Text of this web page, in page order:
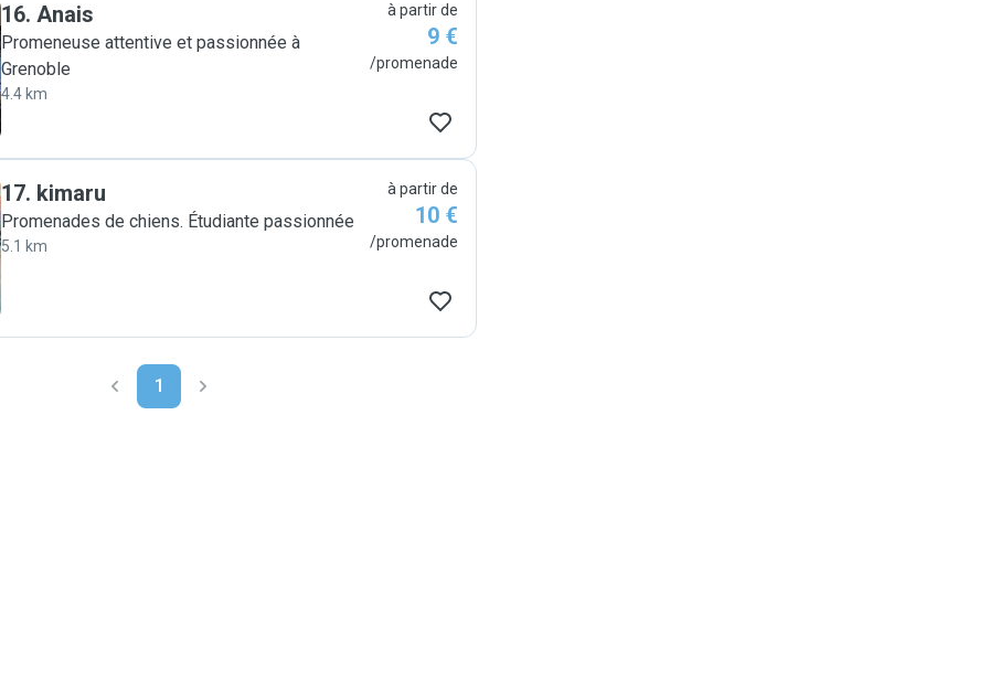
16. Anais
Promeneuse attentive et passionnée à
Grenoble
4.4 km
à partir de
9 €
/promenade
17. kimaru
Promenades de chiens. Étudiante passionnée
5.1 km
à partir de
10 €
/promenade
1